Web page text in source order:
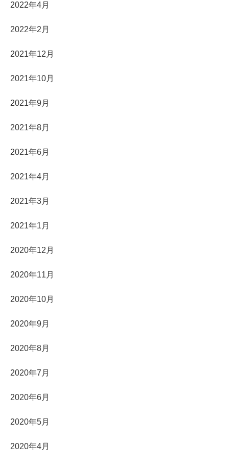
2022年4月
2022年2月
2021年12月
2021年10月
2021年9月
2021年8月
2021年6月
2021年4月
2021年3月
2021年1月
2020年12月
2020年11月
2020年10月
2020年9月
2020年8月
2020年7月
2020年6月
2020年5月
2020年4月